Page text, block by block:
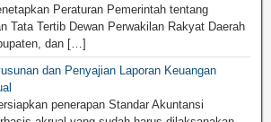
Peraturan Pemerintah tentang
Tata Tertib Dewan Perwakilan Rakyat Daerah
dan […]
dan Penyajian Laporan Keuangan
penerapan Standar Akuntansi